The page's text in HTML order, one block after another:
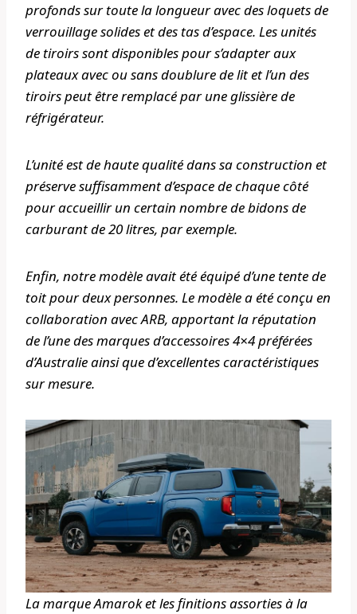
profonds sur toute la longueur avec des loquets de
verrouillage solides et des tas d’espace. Les unités
de tiroirs sont disponibles pour s’adapter aux
plateaux avec ou sans doublure de lit et l’un des
tiroirs peut être remplacé par une glissière de
réfrigérateur.
L’unité est de haute qualité dans sa construction et
préserve suffisamment d’espace de chaque côté
pour accueillir un certain nombre de bidons de
carburant de 20 litres, par exemple.
Enfin, notre modèle avait été équipé d’une tente de
toit pour deux personnes. Le modèle a été conçu en
collaboration avec ARB, apportant la réputation
de l’une des marques d’accessoires 4×4 préférées
d’Australie ainsi que d’excellentes caractéristiques
sur mesure.
La marque Amarok et les finitions assorties à la